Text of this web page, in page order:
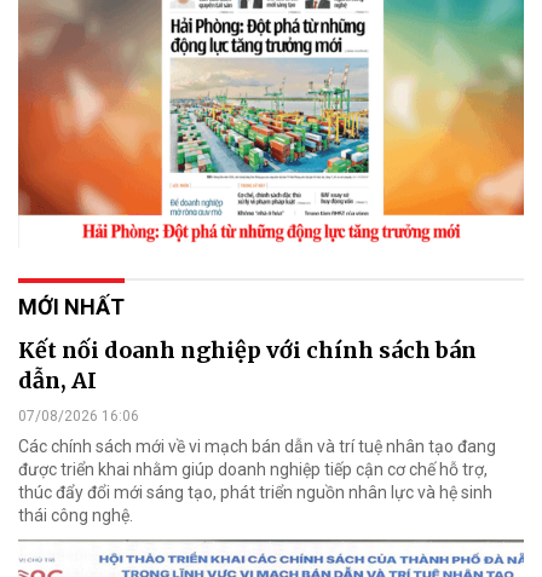
MỚI NHẤT
Kết nối doanh nghiệp với chính sách bán
dẫn, AI
07/08/2026 16:06
Các chính sách mới về vi mạch bán dẫn và trí tuệ nhân tạo đang
được triển khai nhằm giúp doanh nghiệp tiếp cận cơ chế hỗ trợ,
thúc đẩy đổi mới sáng tạo, phát triển nguồn nhân lực và hệ sinh
thái công nghệ.